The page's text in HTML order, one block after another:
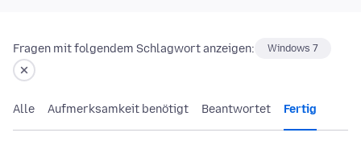
Fragen mit folgendem Schlagwort anzeigen: Windows 7
Alle Aufmerksamkeit benötigt Beantwortet Fertig